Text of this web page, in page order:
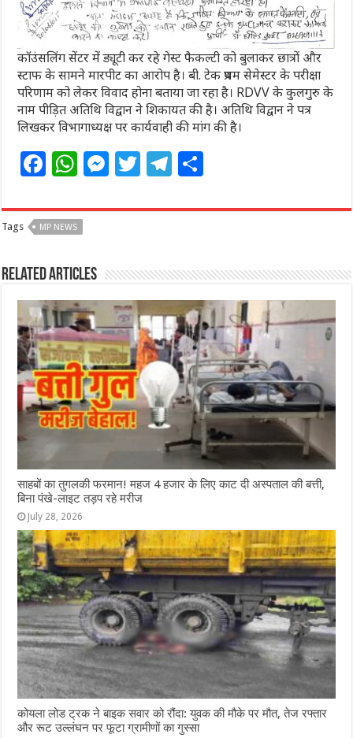
कॉउंसलिंग सेंटर में ड्यूटी कर रहे गेस्ट फैकल्टी को बुलाकर छात्रों और
स्टाफ के सामने मारपीट का आरोप है। बी. टेक प्रथम सेमेस्टर के परीक्षा
परिणाम को लेकर विवाद होना बताया जा रहा है। RDVV के कुलगुरु के
नाम पीड़ित अतिथि विद्वान ने शिकायत की है। अतिथि विद्वान ने पत्र
लिखकर विभागाध्यक्ष पर कार्यवाही की मांग की है।
F
c
e
b
o
o
k
W
at
s
A
p
p
M
ss
n
g
e
r
T
itt
r
T
e
ra
m
ar
Tags MP NEWS
Related Articles
साहबों का तुगलकी फरमान! महज 4 हजार के लिए काट दी अस्पताल की बत्ती,
बिना पंखे-लाइट तड़प रहे मरीज
July 28, 2026
कोयला लोड ट्रक ने बाइक सवार को रौंदा: युवक की मौके पर मौत, तेज रफ्तार
और रूट उल्लंघन पर फूटा ग्रामीणों का गुस्सा